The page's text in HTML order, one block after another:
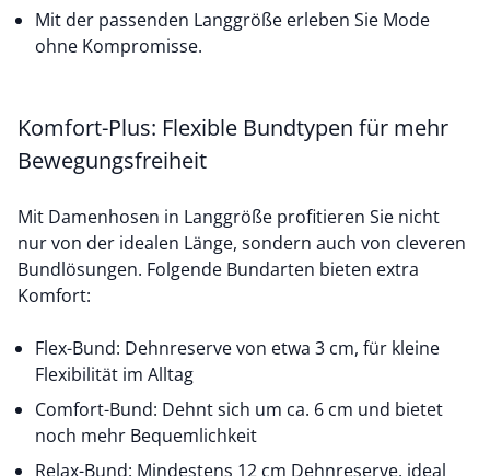
Mit der passenden Langgröße erleben Sie Mode
ohne Kompromisse.
Komfort-Plus: Flexible Bundtypen für mehr
Bewegungsfreiheit
Mit Damenhosen in Langgröße profitieren Sie nicht
nur von der idealen Länge, sondern auch von cleveren
Bundlösungen. Folgende Bundarten bieten extra
Komfort:
Flex-Bund: Dehnreserve von etwa 3 cm, für kleine
Flexibilität im Alltag
Comfort-Bund: Dehnt sich um ca. 6 cm und bietet
noch mehr Bequemlichkeit
Relax-Bund: Mindestens 12 cm Dehnreserve, ideal